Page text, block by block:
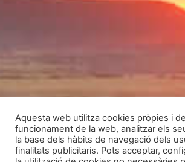
Aquesta web utilitza cookies pròpies i
funcionament de la web, analitzar els
la base dels hàbits de navegació dels
finalitats publicitaris. Pots acceptar,